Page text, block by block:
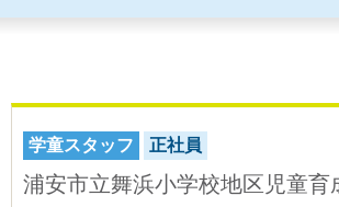
学童スタッフ 正社員
浦安市立舞浜小学校地区児童育